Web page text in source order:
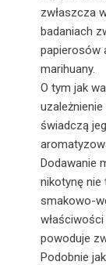
zwłaszcza
badaniach
papierosów
marihuany.
O tym jak
świadczą
Dodawanie
nikotynę nie
smakowo-
powoduje
Podobnie